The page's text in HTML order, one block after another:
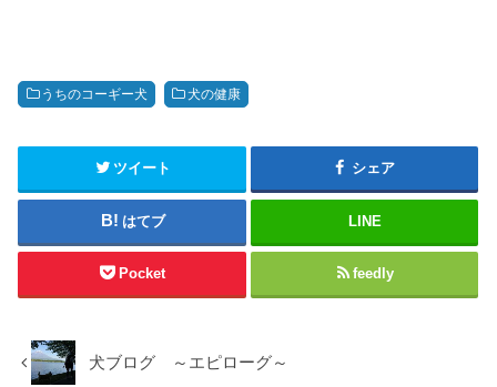
うちのコーギー犬 犬の健康
ツイート シェア
はてブ LINE
Pocket feedly
犬ブログ ～エピローグ～